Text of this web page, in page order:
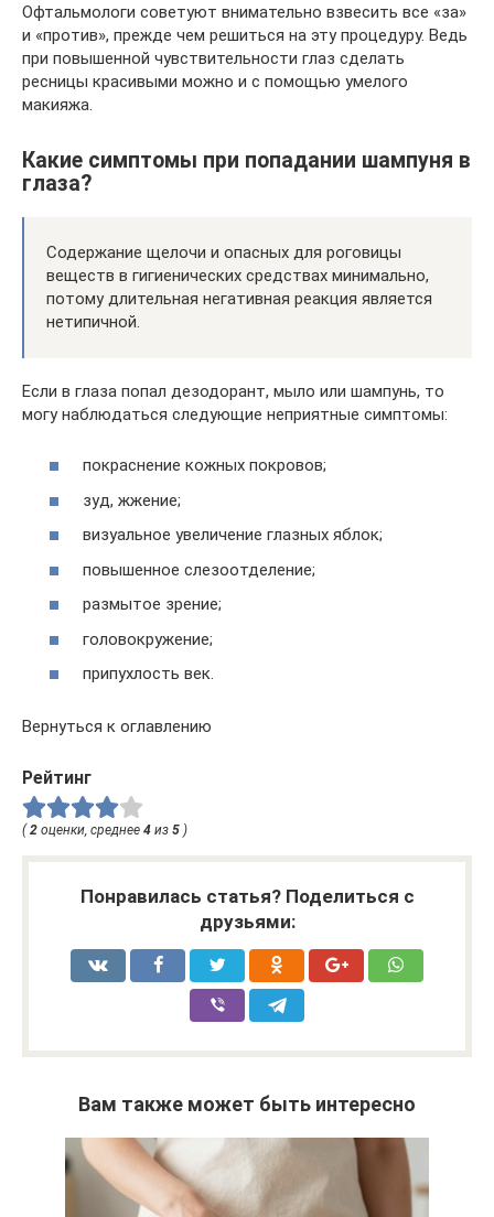
Офтальмологи советуют внимательно взвесить все «за»
и «против», прежде чем решиться на эту процедуру. Ведь
при повышенной чувствительности глаз сделать
ресницы красивыми можно и с помощью умелого
макияжа.
Какие симптомы при попадании шампуня в
глаза?
Содержание щелочи и опасных для роговицы
веществ в гигиенических средствах минимально,
потому длительная негативная реакция является
нетипичной.
Если в глаза попал дезодорант, мыло или шампунь, то
могу наблюдаться следующие неприятные симптомы:
покраснение кожных покровов;
зуд, жжение;
визуальное увеличение глазных яблок;
повышенное слезоотделение;
размытое зрение;
головокружение;
припухлость век.
Вернуться к оглавлению
Рейтинг
( 2 оценки, среднее 4 из 5 )
Понравилась статья? Поделиться с
друзьями:
Вам также может быть интересно